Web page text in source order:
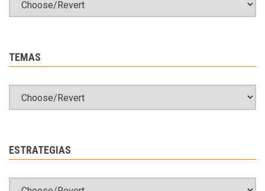
TEMAS
ESTRATEGIAS